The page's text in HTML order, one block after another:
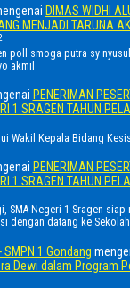
DIMAS WIDHI
MENJADI TARUNA
poll smoga putra sy
akmil
PENERIMAN
1 SRAGEN TAHUN
Wakil Kepala Bidang
PENERIMAN
1 SRAGEN TAHUN
SMA Negeri 1 Sragen siap
dengan datang ke
1 Gondang
Dewi dalam Program